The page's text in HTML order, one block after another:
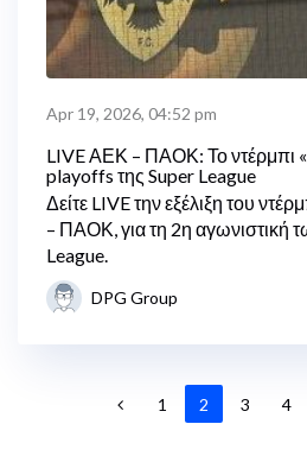
Apr 19, 2026, 04:52 pm
LIVE ΑΕΚ – ΠΑΟΚ: Το ντέρμπι
playoffs της Super League
Δείτε LIVE την εξέλιξη του
– ΠΑΟΚ, για τη 2η αγωνιστική
League.
DPG Group
1 2 3 4